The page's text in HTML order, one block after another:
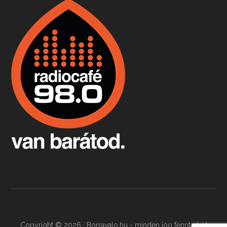
Boston, teadélután, bab és homár
Apr 9, 2026 • 00:37:17
Fermentáljunk, a testünk meghálálja!
Apr 3, 2026 • 00:36:07
Copyright © 2026 · Borravalo.hu - minden jog fenntartva!